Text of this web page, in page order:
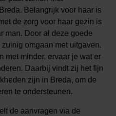
Belangrijk voor haar is
de zorg voor haar gezin is
man. Door al deze goede
omgaan met uitgaven.
met minder, ervaar je wat er
Daarbij vindt zij het fijn
zijn in Breda, om de
te ondersteunen.
de aanvragen via de